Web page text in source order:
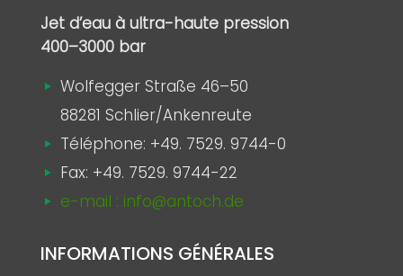
Jet d’eau à ultra-haute pression
400–3000 bar
Wolfegger Straße 46–50
88281 Schlier/Ankenreute
Téléphone: +49. 7529. 9744-0
Fax: +49. 7529. 9744-22
e-mail : info@antoch.de
INFORMATIONS GÉNÉRALES